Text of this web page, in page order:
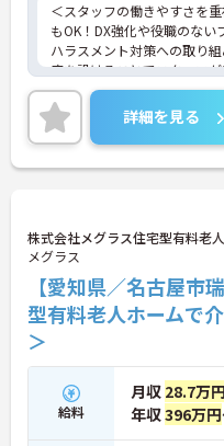
＜スタッフの働きやすさを
もOK！DX強化や役職のない
ハラスメント対策への取り
度を設けることでスタッフ
くりに取り組まれています。
＜ライフスタイルに合わせた
シフト常勤、日勤専従、夜
な働き方が設定されている
＜チームで連携しながらの
野は互いで補い合うなど、
連携を取りながら日々の業
ご興味のある方には、面接
詳細をお話ししますのでお
詳細を見る
株式会社メグラス住宅型有料老
メグラス
【愛知県／名古屋
型有料老人ホームで
＞
給料
月収 28.7万円
年収396万円